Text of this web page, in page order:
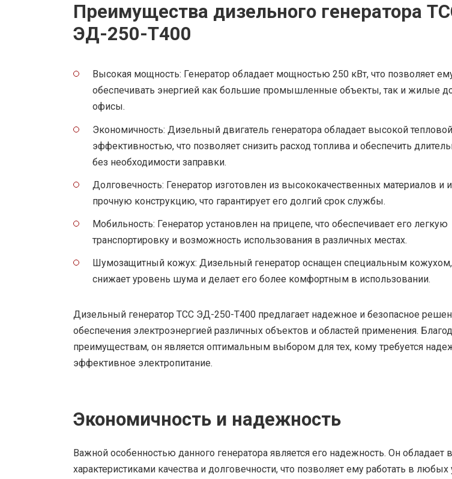
Преимущества дизельного генератора
ЭД-250-Т400
Высокая мощность: Генератор обладает мощностью 250 кВт, что позволяет
обеспечивать энергией как большие промышленные объекты, так и жилые
офисы.
Экономичность: Дизельный двигатель генератора обладает высокой тепловой
эффективностью, что позволяет снизить расход топлива и обеспечить
без необходимости заправки.
Долговечность: Генератор изготовлен из высококачественных материалов и
прочную конструкцию, что гарантирует его долгий срок службы.
Мобильность: Генератор установлен на прицепе, что обеспечивает его легкую
транспортировку и возможность использования в различных местах.
Шумозащитный кожух: Дизельный генератор оснащен специальным
снижает уровень шума и делает его более комфортным в использовании.
Дизельный генератор ТСС ЭД-250-Т400 предлагает надежное и безопасное
обеспечения электроэнергией различных объектов и областей применения.
преимуществам, он является оптимальным выбором для тех, кому требуется
эффективное электропитание.
Экономичность и надежность
Важной особенностью данного генератора является его надежность. Он обладает
характеристиками качества и долговечности, что позволяет ему работать в любых